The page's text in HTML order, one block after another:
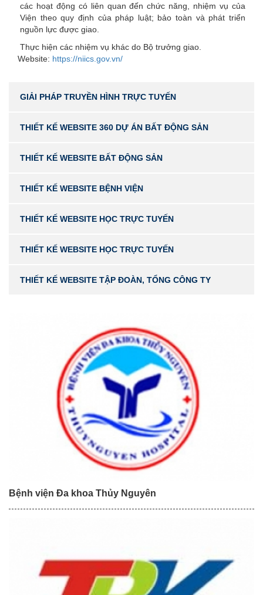
các hoạt động có liên quan đến chức năng, nhiệm vụ của
Viện theo quy định của pháp luật; bảo toàn và phát triển
nguồn lực được giao.
Thực hiện các nhiệm vụ khác do Bộ trưởng giao.
Website: https://niics.gov.vn/
GIẢI PHÁP TRUYỀN HÌNH TRỰC TUYẾN
THIẾT KẾ WEBSITE 360 DỰ ÁN BẤT ĐỘNG SẢN
THIẾT KẾ WEBSITE BẤT ĐỘNG SẢN
THIẾT KẾ WEBSITE BỆNH VIỆN
THIẾT KẾ WEBSITE HỌC TRỰC TUYẾN
THIẾT KẾ WEBSITE HỌC TRỰC TUYẾN
THIẾT KẾ WEBSITE TẬP ĐOÀN, TỔNG CÔNG TY
Bệnh viện Đa khoa Thủy Nguyên